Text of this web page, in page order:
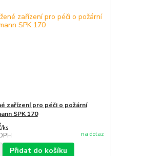
zařízení pro péči o požární
SPK 170
/ks
na dotaz
Přidat do košíku